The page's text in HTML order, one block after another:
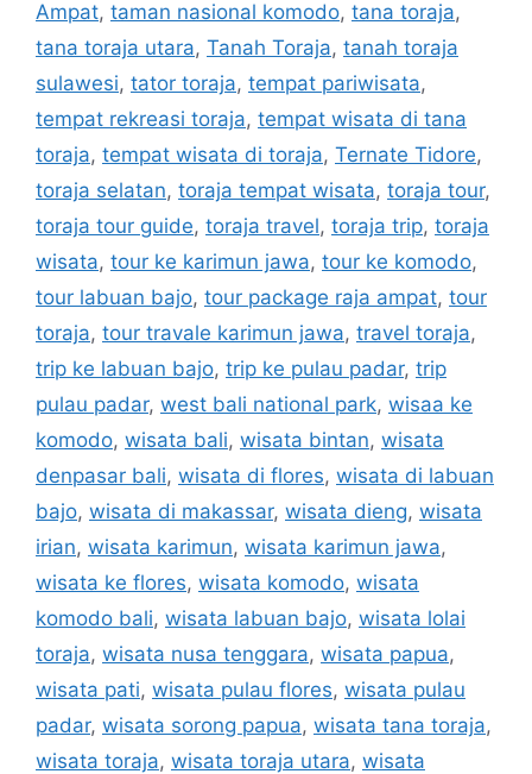
Ampat, taman nasional komodo, tana toraja,
tana toraja utara, Tanah Toraja, tanah toraja
sulawesi, tator toraja, tempat pariwisata,
tempat rekreasi toraja, tempat wisata di tana
toraja, tempat wisata di toraja, Ternate Tidore,
toraja selatan, toraja tempat wisata, toraja tour,
toraja tour guide, toraja travel, toraja trip, toraja
wisata, tour ke karimun jawa, tour ke komodo,
tour labuan bajo, tour package raja ampat, tour
toraja, tour travale karimun jawa, travel toraja,
trip ke labuan bajo, trip ke pulau padar, trip
pulau padar, west bali national park, wisaa ke
komodo, wisata bali, wisata bintan, wisata
denpasar bali, wisata di flores, wisata di labuan
bajo, wisata di makassar, wisata dieng, wisata
irian, wisata karimun, wisata karimun jawa,
wisata ke flores, wisata komodo, wisata
komodo bali, wisata labuan bajo, wisata lolai
toraja, wisata nusa tenggara, wisata papua,
wisata pati, wisata pulau flores, wisata pulau
padar, wisata sorong papua, wisata tana toraja,
wisata toraja, wisata toraja utara, wisata